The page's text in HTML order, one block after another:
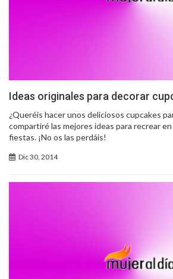
Ideas originales para decorar
¿Queréis hacer unos deliciosos cupcakes
compartiré las mejores ideas para recrear
fiestas. ¡No os las perdáis!
Dic 30, 2014